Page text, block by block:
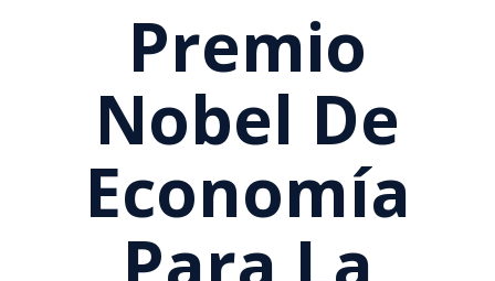
Premio
Nobel De
Economía